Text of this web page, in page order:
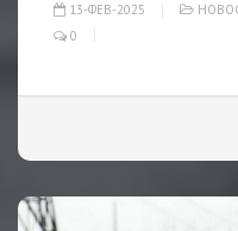
13-ФЕВ-2025
0